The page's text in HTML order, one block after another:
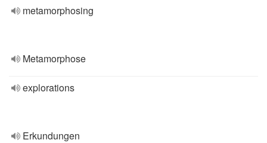
metamorphosing
Metamorphose
explorations
Erkundungen